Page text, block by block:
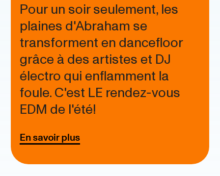
Pour un soir seulement, les
plaines d'Abraham se
transforment en dancefloor
grâce à des artistes et DJ
électro qui enflamment la
foule. C'est LE rendez-vous
EDM de l'été!
En savoir plus